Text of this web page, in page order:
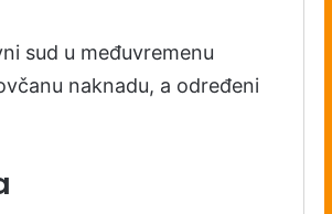
sud u međuvremenu
naknadu, a određeni